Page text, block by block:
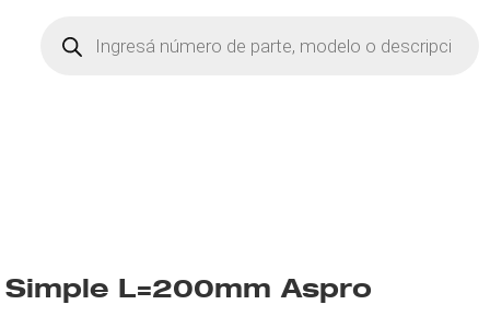
search
L=200mm Aspro